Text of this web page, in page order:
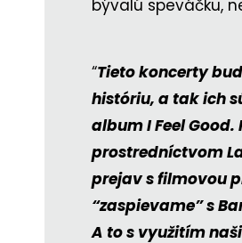
bývalú speváčku,
“Tieto koncerty
históriu, a tak ich
album I Feel
prostredníctvom
prejav s filmovou
“zaspievame” s
A to s využitím